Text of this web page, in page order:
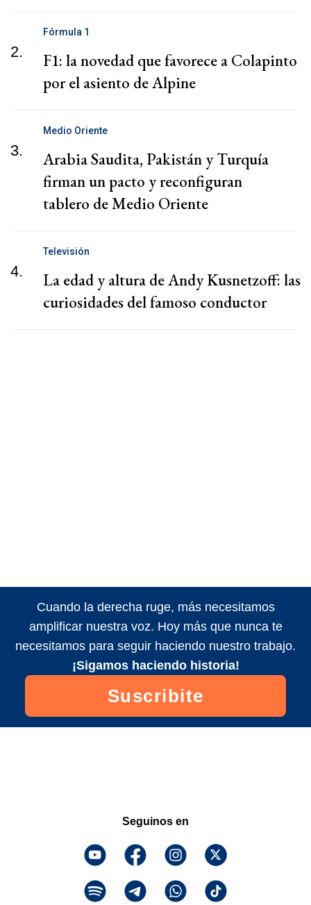
2.
Fórmula 1
F1: la novedad que favorece a Colapinto
por el asiento de Alpine
3.
Medio Oriente
Arabia Saudita, Pakistán y Turquía
firman un pacto y reconfiguran
tablero de Medio Oriente
4.
Televisión
La edad y altura de Andy Kusnetzoff: las
curiosidades del famoso conductor
Cuando la derecha ruge, más necesitamos
amplificar nuestra voz. Hoy más que nunca te
necesitamos para seguir haciendo nuestro trabajo.
¡Sigamos haciendo historia!
Suscribite
Seguinos en